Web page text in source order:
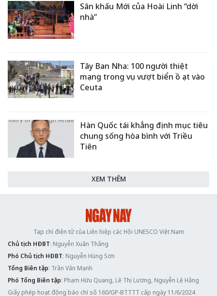
Sân khấu Mới của Hoài Linh “dời
nhà”
Tây Ban Nha: 100 người thiệt
mạng trong vụ vượt biển ồ ạt vào
Ceuta
Hàn Quốc tái khẳng định mục tiêu
chung sống hòa bình với Triều
Tiên
XEM THÊM
Tạp chí điện tử của Liên hiệp các Hội UNESCO Việt Nam
Chủ tịch HĐBT: Nguyễn Xuân Thắng
Phó Chủ tịch HĐBT: Nguyễn Hùng Sơn
Tổng Biên tập: Trần Văn Mạnh
Phó Tổng Biên tập: Phạm Hữu Quang, Lê Thị Lương, Nguyễn Lệ Hằng
Giấy phép hoạt động báo chí số 160/GP-BTTTT cấp ngày 11/6/2024